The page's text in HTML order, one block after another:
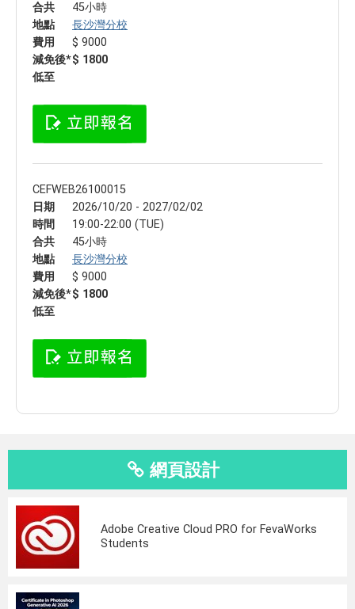
合共
45小時
地點
長沙灣分校
費用
$ 9000
減免後*
低至
$ 1800
CEFWEB26100015
日期
2026/10/20 - 2027/02/02
時間
19:00-22:00 (TUE)
合共
45小時
地點
長沙灣分校
費用
$ 9000
減免後*
低至
$ 1800
網頁設計
Adobe Creative Cloud PRO for FevaWorks
Students